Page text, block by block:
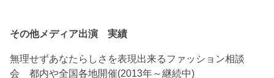
その他メディア出演 実績
無理せずあなたらしさを表現出来るファッション相談
会 都内や全国各地開催(2013年～継続中)